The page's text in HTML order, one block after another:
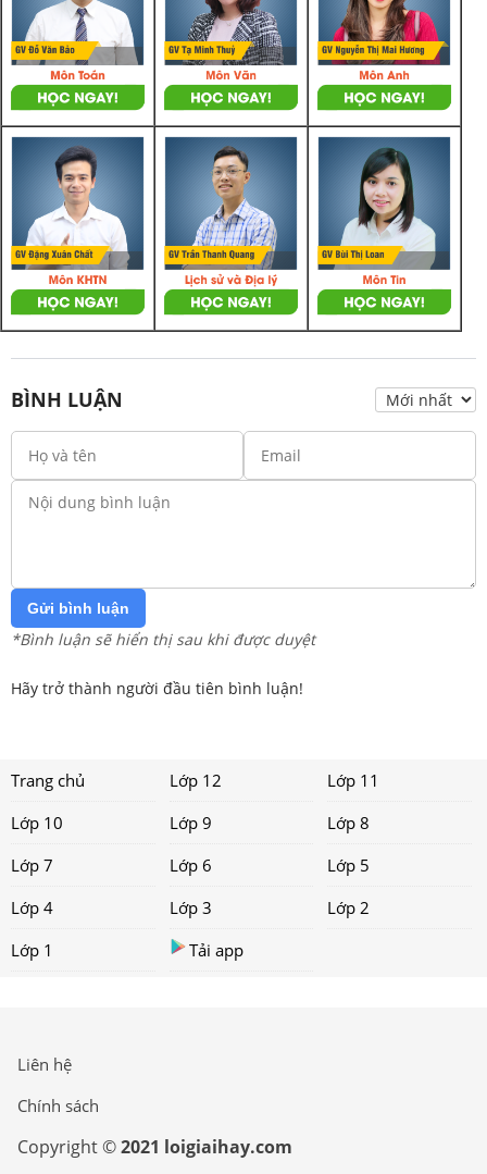
BÌNH LUẬN
Gửi bình luận
*Bình luận sẽ hiển thị sau khi được duyệt
Hãy trở thành người đầu tiên bình luận!
Trang chủ Lớp 12
Lớp 11
Lớp 10
Lớp 9
Lớp 8
Lớp 7
Lớp 6
Lớp 5
Lớp 4
Lớp 3
Lớp 2
Lớp 1
Tải app
Liên hệ
Chính sách
Copyright ©2021 loigiaihay.com